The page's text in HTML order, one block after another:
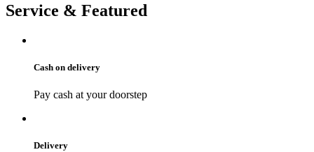
Service & Featured
Cash on delivery
Pay cash at your doorstep
Delivery